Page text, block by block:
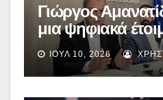
Γιώργος
μια ψηφιακά
–
χάρτης για το
της Δυτικής
ΙΟΎΛ 10, 2026